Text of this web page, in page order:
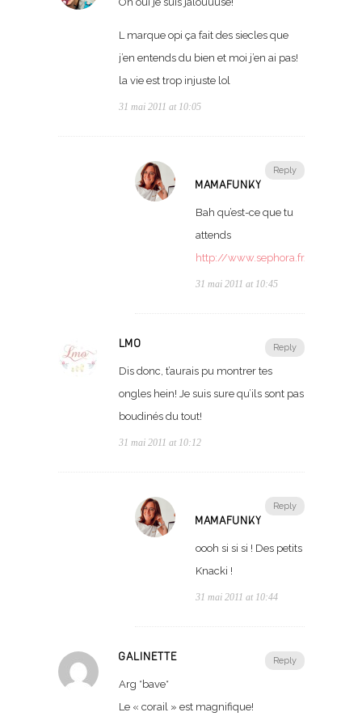
L marque opi ça fait des siecles que
j’en entends du bien et moi j’en ai pas!
la vie est trop injuste lol
31 mai 2011 at 10:05
Reply
MAMAFUNKY
Bah qu’est-ce que tu
attends
http://www.sephora.fr/OPI/BOPI
31 mai 2011 at 10:45
Reply
LMO
Dis donc, t’aurais pu montrer tes
ongles hein! Je suis sure qu’ils sont pas
boudinés du tout!
31 mai 2011 at 10:12
Reply
MAMAFUNKY
oooh si si si ! Des petits
Knacki !
31 mai 2011 at 10:44
Reply
GALINETTE
Arg *bave*
Le « corail » est magnifique!